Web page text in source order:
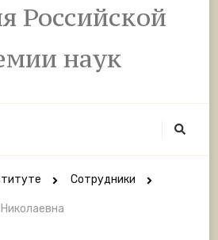
Российской
наук
Сотрудники